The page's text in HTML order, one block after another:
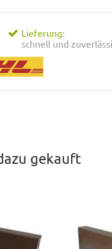
Lieferung:
schnell und
gekauft